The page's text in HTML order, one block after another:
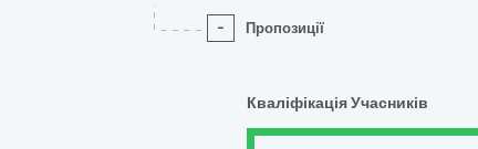
- Пропозиції
Кваліфікація Учасників